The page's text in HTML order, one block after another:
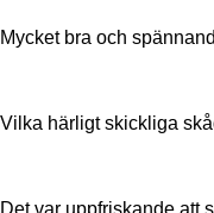
Mycket bra och
Vilka härligt skickliga
Det var uppfriskande att